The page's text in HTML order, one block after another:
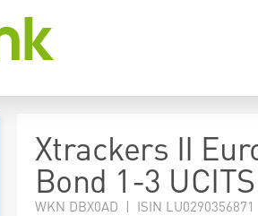
Xtrackers II
Bond 1-3
WKN DBX0AD | ISIN